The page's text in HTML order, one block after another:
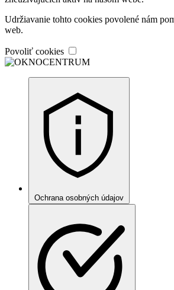
Udržiavanie tohto cookies povolené nám
web.
Povoliť cookies
Ochrana osobných údajov